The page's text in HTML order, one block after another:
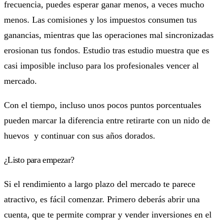
frecuencia, puedes esperar ganar menos, a veces mucho
menos. Las comisiones y los impuestos consumen tus
ganancias, mientras que las operaciones mal sincronizadas
erosionan tus fondos. Estudio tras estudio muestra que es
casi imposible incluso para los profesionales vencer al
mercado.
Con el tiempo, incluso unos pocos puntos porcentuales
pueden marcar la diferencia entre retirarte con un nido de
huevos y continuar con sus años dorados.
¿Listo para empezar?
Si el rendimiento a largo plazo del mercado te parece
atractivo, es fácil comenzar. Primero deberás abrir una
cuenta, que te permite comprar y vender inversiones en el